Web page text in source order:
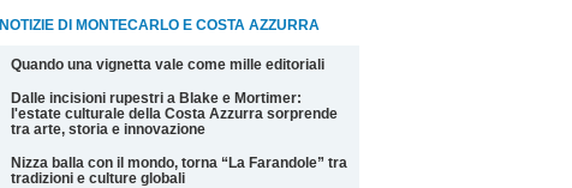
NOTIZIE DI MONTECARLO E COSTA AZZURRA
Quando una vignetta vale come mille editoriali
Dalle incisioni rupestri a Blake e Mortimer:
l'estate culturale della Costa Azzurra sorprende
tra arte, storia e innovazione
Nizza balla con il mondo, torna “La Farandole” tra
tradizioni e culture globali